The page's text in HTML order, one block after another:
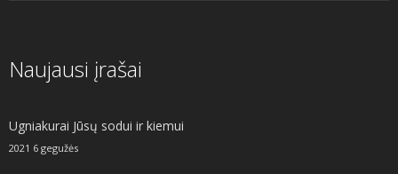
Naujausi įrašai
Ugniakurai Jūsų sodui ir kiemui
2021 6 gegužės